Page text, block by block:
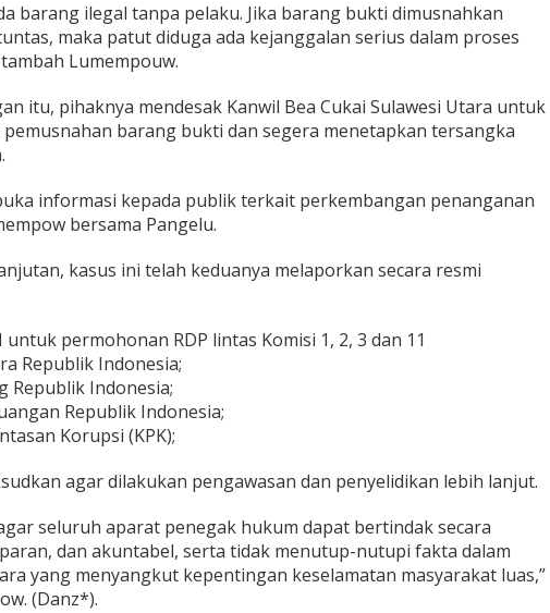
barang ilegal tanpa pelaku. Jika barang bukti dimusnahkan
maka patut diduga ada kejanggalan serius dalam proses
Lumempouw.
itu, pihaknya mendesak Kanwil Bea Cukai Sulawesi Utara untuk
pemusnahan barang bukti dan segera menetapkan tersangka
informasi kepada publik terkait perkembangan penanganan
bersama Pangelu.
kasus ini telah keduanya melaporkan secara resmi
untuk permohonan RDP lintas Komisi 1, 2, 3 dan 11
Republik Indonesia;
Republik Indonesia;
Republik Indonesia;
Korupsi (KPK);
agar dilakukan pengawasan dan penyelidikan lebih lanjut.
seluruh aparat penegak hukum dapat bertindak secara
dan akuntabel, serta tidak menutup-nutupi fakta dalam
yang menyangkut kepentingan keselamatan masyarakat luas,”
(Danz*).